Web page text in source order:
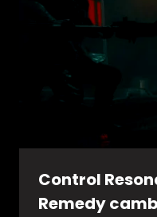
Control
Remedy